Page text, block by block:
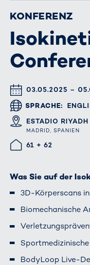
KONFERENZ
DATUM &
03.05.2025 –
SPRACHE
ORT
ESTADIO
MADRID, SPANIEN
HALLE/STAND
61 + 62
Was Sie auf der
3D-Körperscans
Biomechanische
BodyLoop Live-